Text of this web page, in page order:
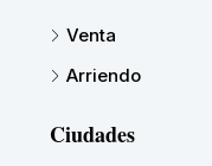
Venta
Arriendo
Ciudades